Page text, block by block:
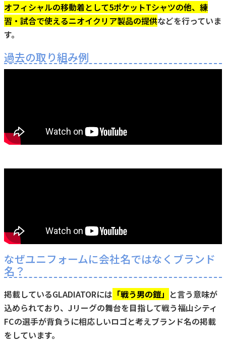
オフィシャルの移動着として5ポケットTシャツの他、練
習・試合で使えるニオイクリア製品の提供などを行っていま
す。
過去の取り組み例
なぜユニフォームに会社名ではなくブランド
名？
掲載しているGLADIATORには 「戦う男の鎧」 と言う意味が
込められており、Jリーグの舞台を目指して戦う福山シティ
FCの選手が背負うに相応しいロゴと考えブランド名の掲載
をしています。